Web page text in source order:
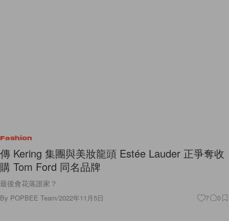
Fashion
傳 Kering 集團與美妝龍頭 Estée Lauder 正爭奪收
購 Tom Ford 同名品牌
最後會花落誰家？
By POPBEE Team/2022年11月5日 7 0